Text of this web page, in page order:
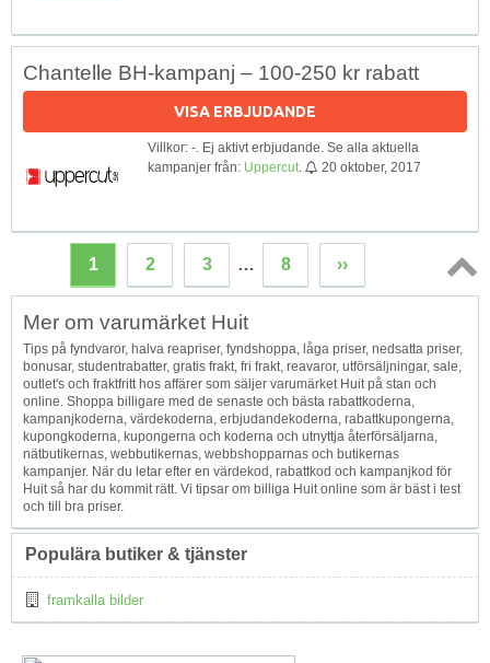
Chantelle BH-kampanj – 100-250 kr rabatt
VISA ERBJUDANDE
Villkor: -. Ej aktivt erbjudande. Se alla aktuella
kampanjer från: Uppercut 20 oktober, 2017
1 2 3 … 8 ››
Topp
Mer om varumärket Huit
Tips på fyndvaror, halva reapriser, fyndshoppa, låga priser, nedsatta priser,
bonusar, studentrabatter, gratis frakt, fri frakt, reavaror, utförsäljningar, sale,
outlet's och fraktfritt hos affärer som säljer varumärket Huit på stan och
online. Shoppa billigare med de senaste och bästa rabattkoderna,
kampanjkoderna, värdekoderna, erbjudandekoderna, rabattkupongerna,
kupongkoderna, kupongerna och koderna och utnyttja återförsäljarna,
nätbutikernas, webbutikernas, webbshopparnas och butikernas
kampanjer. När du letar efter en värdekod, rabattkod och kampanjkod för
Huit så har du kommit rätt. Vi tipsar om billiga Huit online som är bäst i test
och till bra priser.
Populära butiker & tjänster
framkalla bilder